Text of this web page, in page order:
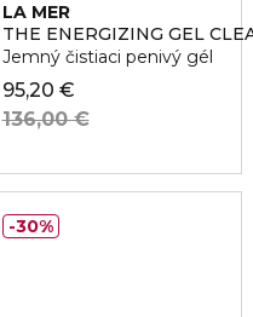
LA MER
THE ENERGIZING GEL
Jemný čistiaci penivý gél
95,20 €
136,00 €
30%